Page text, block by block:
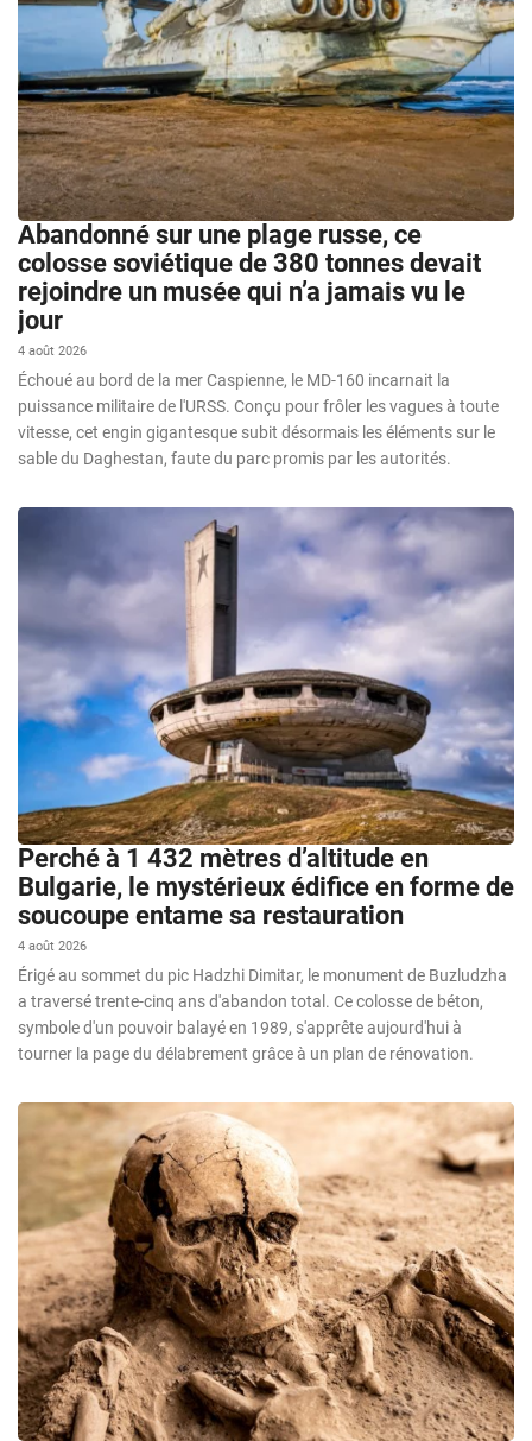
Abandonné sur une plage russe, ce
colosse soviétique de 380 tonnes devait
rejoindre un musée qui n’a jamais vu le
jour
4 août 2026
Échoué au bord de la mer Caspienne, le MD-160 incarnait la
puissance militaire de l'URSS. Conçu pour frôler les vagues à toute
vitesse, cet engin gigantesque subit désormais les éléments sur le
sable du Daghestan, faute du parc promis par les autorités.
Perché à 1 432 mètres d’altitude en
Bulgarie, le mystérieux édifice en forme de
soucoupe entame sa restauration
4 août 2026
Érigé au sommet du pic Hadzhi Dimitar, le monument de Buzludzha
a traversé trente-cinq ans d'abandon total. Ce colosse de béton,
symbole d'un pouvoir balayé en 1989, s'apprête aujourd'hui à
tourner la page du délabrement grâce à un plan de rénovation.